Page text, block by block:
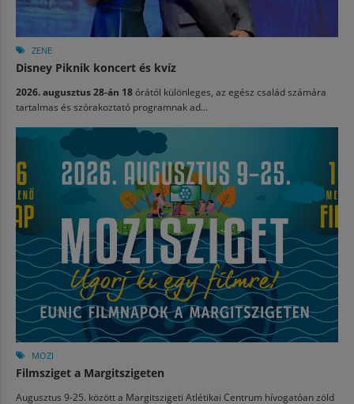
ZENE
Disney Piknik koncert és kvíz
2026. augusztus 28-án 18órától különleges, az egész család számára
tartalmas és szórakoztató programnak ad...
MOZI
Filmsziget a Margitszigeten
Augusztus 9-25. között a Margitszigeti Atlétikai Centrum hívogatóan zöld